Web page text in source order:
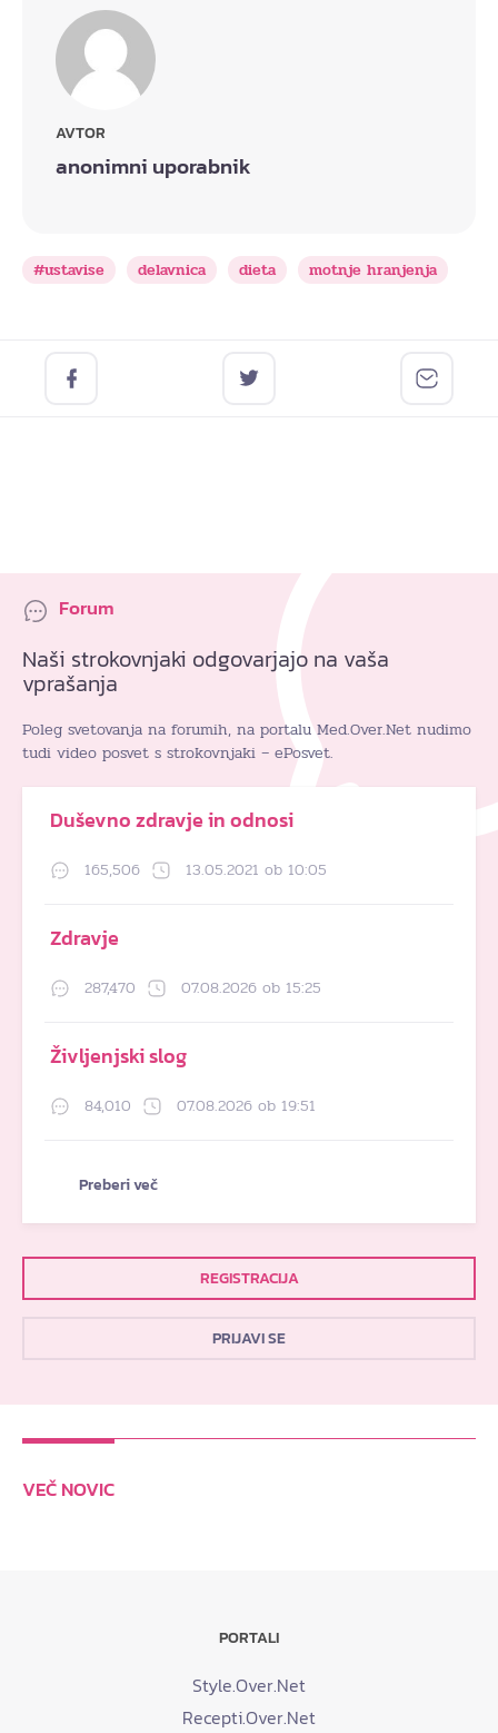
AVTOR
anonimni uporabnik
#ustavise delavnica dieta motnje hranjenja
Forum
Naši strokovnjaki odgovarjajo na vaša
vprašanja
Poleg svetovanja na forumih, na portalu Med.Over.Net nudimo
tudi video posvet s strokovnjaki – ePosvet.
Duševno zdravje in odnosi
165,506 13.05.2021 ob 10:05
Zdravje
287,470 07.08.2026 ob 15:25
Življenjski slog
84,010 07.08.2026 ob 19:51
Preberi več
REGISTRACIJA
PRIJAVI SE
VEČ NOVIC
PORTALI
Style.Over.Net
Recepti.Over.Net